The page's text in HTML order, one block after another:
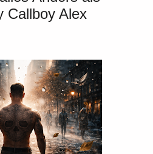
Callboy Alex